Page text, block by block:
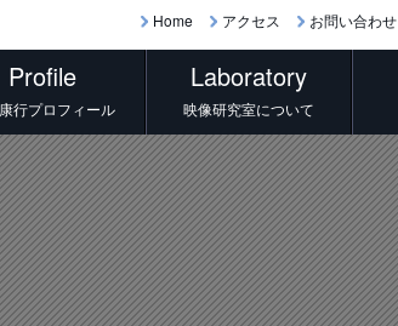
Home アクセス お問い合わせ
Profile
行プロフィール
Laboratory
映像研究室について